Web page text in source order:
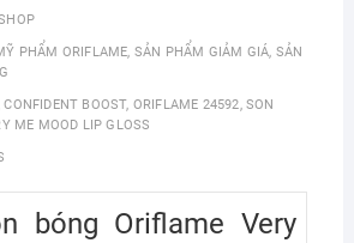
PHẨM ORIFLAME, SẢN PHẨM GIẢM GIÁ, SẢN
CONFIDENT BOOST, ORIFLAME 24592, SON
ME MOOD LIP GLOSS
bóng Oriflame Very